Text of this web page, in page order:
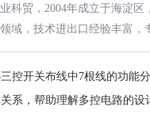
科贸，2004年成立于海淀区
域，技术进出口经验丰富，
控开关布线中7根线的功能
系，帮助理解多控电路的设